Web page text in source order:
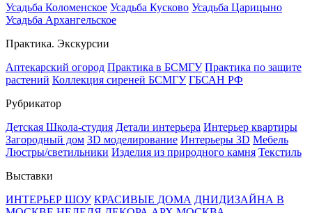
Усадьба Коломенское Усадьба Кусково Усадьба Царицыно
Усадьба Архангельское
Практика. Экскурсии
Аптекарский огород Практика в БСМГУ Практика по защите
растений Коллекция сиреней БСМГУ ГБСАН РФ
Рубрикатор
Детская Школа-студия Детали интерьера Интерьер квартиры
Загородный дом 3D моделирование Интерьеры 3D Мебель
Люстры/светильники Изделия из природного камня Текстиль
Выставки
ИНТЕРЬЕР ШОУ КРАСИВЫЕ ДОМА ДНИДИЗАЙНА В